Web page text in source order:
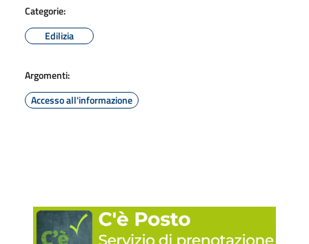
Categorie:
Edilizia
Argomenti:
Accesso all'informazione